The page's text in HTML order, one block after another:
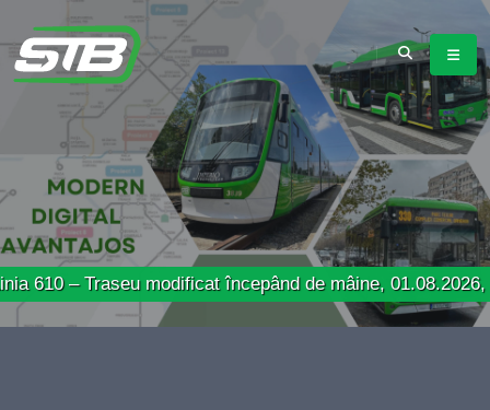
modificat începând de mâine, 01.08.2026, respectiv